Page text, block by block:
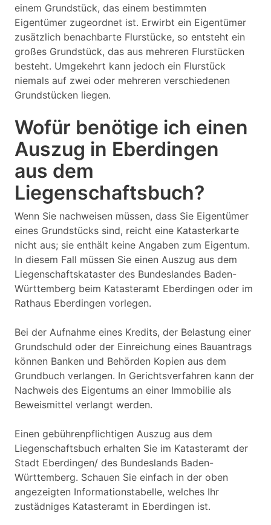
einem Grundstück, das einem bestimmten
Eigentümer zugeordnet ist. Erwirbt ein Eigentümer
zusätzlich benachbarte Flurstücke, so entsteht ein
großes Grundstück, das aus mehreren Flurstücken
besteht. Umgekehrt kann jedoch ein Flurstück
niemals auf zwei oder mehreren verschiedenen
Grundstücken liegen.
Wofür benötige ich einen
Auszug in Eberdingen
aus dem
Liegenschaftsbuch?
Wenn Sie nachweisen müssen, dass Sie Eigentümer
eines Grundstücks sind, reicht eine Katasterkarte
nicht aus; sie enthält keine Angaben zum Eigentum.
In diesem Fall müssen Sie einen Auszug aus dem
Liegenschaftskataster des Bundeslandes Baden-
Württemberg beim Katasteramt Eberdingen oder im
Rathaus Eberdingen vorlegen.
Bei der Aufnahme eines Kredits, der Belastung einer
Grundschuld oder der Einreichung eines Bauantrags
können Banken und Behörden Kopien aus dem
Grundbuch verlangen. In Gerichtsverfahren kann der
Nachweis des Eigentums an einer Immobilie als
Beweismittel verlangt werden.
Einen gebührenpflichtigen Auszug aus dem
Liegenschaftsbuch erhalten Sie im Katasteramt der
Stadt Eberdingen/ des Bundeslands Baden-
Württemberg. Schauen Sie einfach in der oben
angezeigten Informationstabelle, welches Ihr
zustädniges Katasteramt in Eberdingen ist.